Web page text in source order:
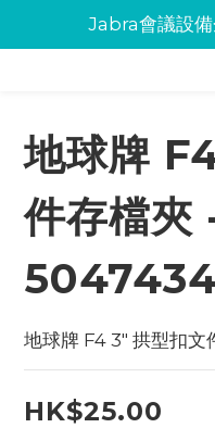
Jabra會議設
Jabra會議設
環保
地球牌
件存檔夾
地球牌 F4 3" 拱型扣
HK$25.00